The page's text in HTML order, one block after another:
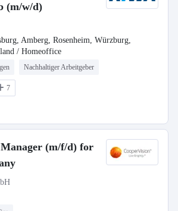
(m/w/d)
Amberg, Rosenheim, Würzburg,
/ Homeoffice
Nachhaltiger Arbeitgeber
7
Manager (m/f/d) for